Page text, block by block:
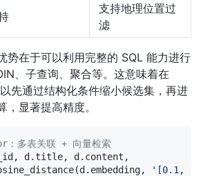
支持地理位置过
滤
势在于可以利用完整的 SQL 能力进行
、子查询、聚合等。这意味着在
先通过结构化条件缩小候选集，再进
显著提高精度。
多表关联 + 向量检索
, d .title, d . content ,
(d . embedding,
'[0.1,